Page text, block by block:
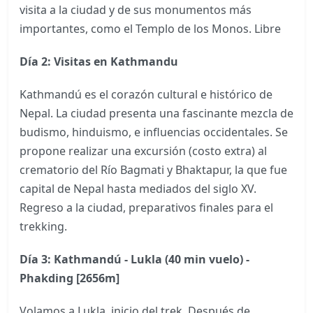
visita a la ciudad y de sus monumentos más
importantes, como el Templo de los Monos. Libre
Día 2: Visitas en Kathmandu
Kathmandú es el corazón cultural e histórico de
Nepal. La ciudad presenta una fascinante mezcla de
budismo, hinduismo, e influencias occidentales. Se
propone realizar una excursión (costo extra) al
crematorio del Río Bagmati y Bhaktapur, la que fue
capital de Nepal hasta mediados del siglo XV.
Regreso a la ciudad, preparativos finales para el
trekking.
Día 3: Kathmandú - Lukla (40 min vuelo) -
Phakding [2656m]